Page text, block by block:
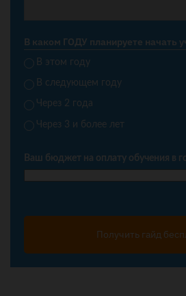
В каком ГОДУ планируете начать
В этом году
В следующем году
Через 2 года
Через 3 и более лет
Ваш бюджет на оплату обучения в
Получить гайд